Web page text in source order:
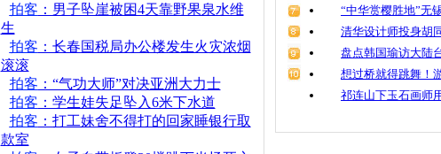
拍客 ：男子坠崖被困4天靠野果泉水维
生
拍客 ：长春国税局办公楼发生火灾浓烟
滚滚
拍客 ：“气功大师”对决亚洲大力士
拍客 ：学生娃失足坠入6米下水道
拍客 ：打工妹舍不得打的回家睡银行取
款室
“中华赏樱胜地”无
清华设计师投身胡
盘点韩国瑜访大陆
想过桥就得跳舞！
祁连山下玉石画师